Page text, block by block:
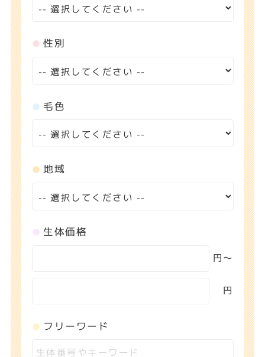
性別
毛色
地域
生体価格
円〜
円
フリーワード